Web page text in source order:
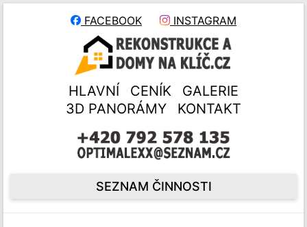
FACEBOOK INSTAGRAM
HLAVNÍ CENÍK
GALERIE
3D PANORÁMY
KONTAKT
SEZNAM ČINNOSTI